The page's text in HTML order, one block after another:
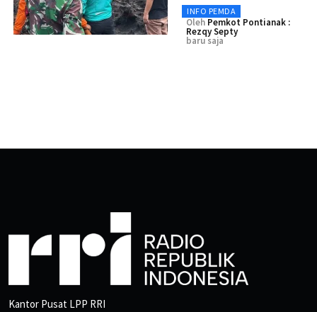
INFO PEMDA
Oleh Pemkot Pontianak :
Rezqy Septy
baru saja
Kantor Pusat LPP RRI